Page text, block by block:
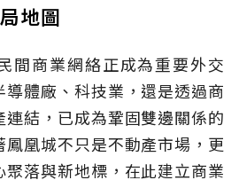
地圖
間商業網絡正成為重要外交
體廠、科技業，還是透過商
結，已成為鞏固雙邊關係的
凰城不只是不動產市場，更
落與新地標，在此建立商業